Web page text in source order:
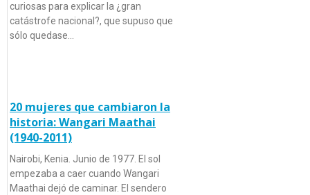
curiosas para explicar la ¿gran
catástrofe nacional?, que supuso que
sólo quedase…
20 mujeres que cambiaron la
historia: Wangari Maathai
(1940-2011)
Nairobi, Kenia. Junio de 1977. El sol
empezaba a caer cuando Wangari
Maathai dejó de caminar. El sendero